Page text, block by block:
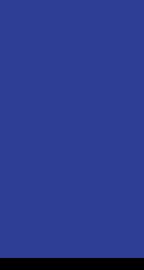
Politique de confidentialité